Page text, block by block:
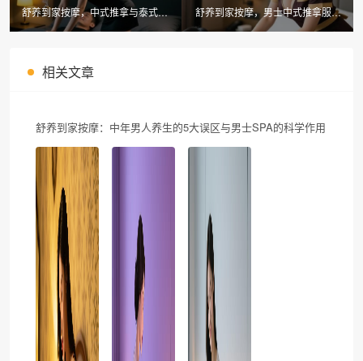
舒养到家按摩，中式推拿与泰式按
摩的区别解析
舒养到家按摩，男士中式推拿服务
更需注意这些细节
相关文章
舒养到家按摩：中年男人养生的5大误区与男士SPA的科学作用